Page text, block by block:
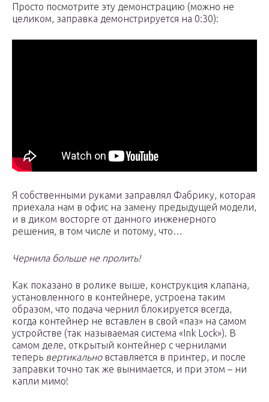
Просто посмотрите эту демонстрацию (можно не
целиком, заправка демонстрируется на 0:30):
Я собственными руками заправлял Фабрику, которая
приехала нам в офис на замену предыдущей модели,
и в диком восторге от данного инженерного
решения, в том числе и потому, что…
Чернила больше не пролить!
Как показано в ролике выше, конструкция клапана,
установленного в контейнере, устроена таким
образом, что подача чернил блокируется всегда,
когда контейнер не вставлен в свой «паз» на самом
устройстве (так называемая система «Ink Lock»). В
самом деле, открытый контейнер с чернилами
теперь вертикальновставляется в принтер, и после
заправки точно так же вынимается, и при этом – ни
капли мимо!